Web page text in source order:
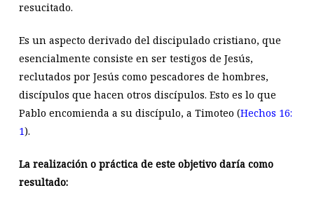
resucitado.
Es un aspecto derivado del discipulado cristiano, que
esencialmente consiste en ser testigos de Jesús,
reclutados por Jesús como pescadores de hombres,
discípulos que hacen otros discípulos. Esto es lo que
Pablo encomienda a su discípulo, a Timoteo (Hechos 16:
1).
La realización o práctica de este objetivo daría como
resultado: